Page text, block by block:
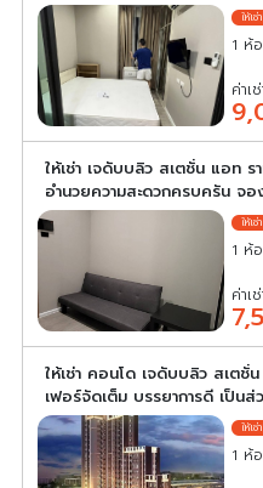
1 ห้
ค่าเ
ให้เช่า เจดับบลิว สเตชั่น แอท
อำนวยความสะดวกครบครัน จอ
1 ห้
ค่าเ
ให้เช่า คอนโด เจดับบลิว สเต
เฟอร์จัดเต็ม บรรยาการดี เป็น
1 ห้